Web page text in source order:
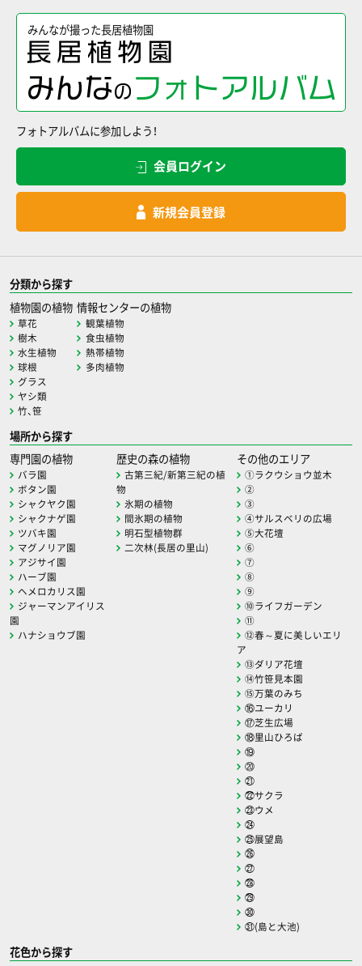
みんなが撮った長居植物園
フォトアルバムに参加しよう！
会員ログイン
新規会員登録
分類から探す
植物園の植物
草花
樹木
水生植物
球根
グラス
ヤシ類
竹、笹
情報センターの植物
観葉植物
食虫植物
熱帯植物
多肉植物
場所から探す
専門園の植物
バラ園
ボタン園
シャクヤク園
シャクナゲ園
ツバキ園
マグノリア園
アジサイ園
ハーブ園
ヘメロカリス園
ジャーマンアイリス
園
ハナショウブ園
歴史の森の植物
古第三紀/新第三紀の植
物
氷期の植物
間氷期の植物
明石型植物群
二次林(長居の里山)
その他のエリア
①ラクウショウ並木
②
③
④サルスベリの広場
⑤大花壇
⑥
⑦
⑧
⑨
⑩ライフガーデン
⑪
⑫春～夏に美しいエリ
ア
⑬ダリア花壇
⑭竹笹見本園
⑮万葉のみち
⑯ユーカリ
⑰芝生広場
⑱里山ひろば
⑲
⑳
㉑
㉒サクラ
㉓ウメ
㉔
㉕展望島
㉖
㉗
㉘
㉙
㉚
㉛(島と大池)
花色から探す